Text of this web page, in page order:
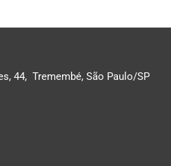
44, Tremembé, São Paulo/SP